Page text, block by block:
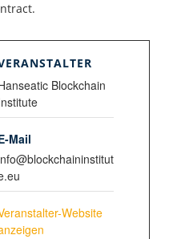
Blockchain
Mail
Website